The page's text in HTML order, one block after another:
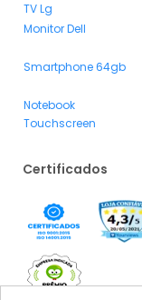
TV Lg
Monitor Dell
Smartphone 64gb
Notebook
Touchscreen
Certificados